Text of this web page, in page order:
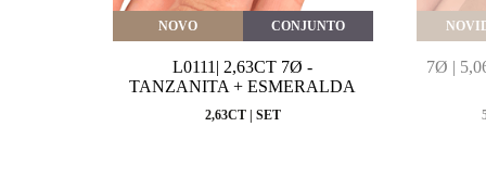
NOVO CONJUNTO
L0111| 2,63CT 7Ø -
TANZANITA + ESMERALDA
2,63CT | SET
7Ø |